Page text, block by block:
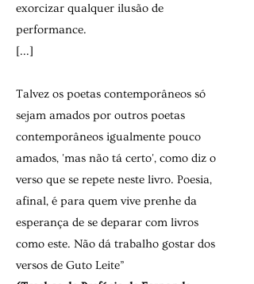
exorcizar qualquer ilusão de
performance.
[...]
Talvez os poetas contemporâneos só
sejam amados por outros poetas
contemporâneos igualmente pouco
amados, 'mas não tá certo', como diz o
verso que se repete neste livro. Poesia,
afinal, é para quem vive prenhe da
esperança de se deparar com livros
como este. Não dá trabalho gostar dos
versos de Guto Leite”